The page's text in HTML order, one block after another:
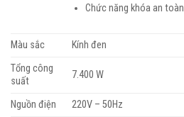
Chức năng khóa an toàn
Màu sắc
Kính đen
Tổng công
suất
7.400 W
Nguồn điện
220V – 50Hz